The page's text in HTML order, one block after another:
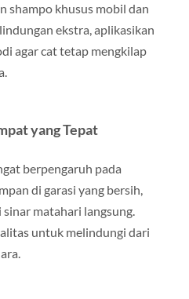
shampo khusus mobil dan
ekstra, aplikasikan
agar cat tetap mengkilap
yang Tepat
berpengaruh pada
di garasi yang bersih,
matahari langsung.
untuk melindungi dari